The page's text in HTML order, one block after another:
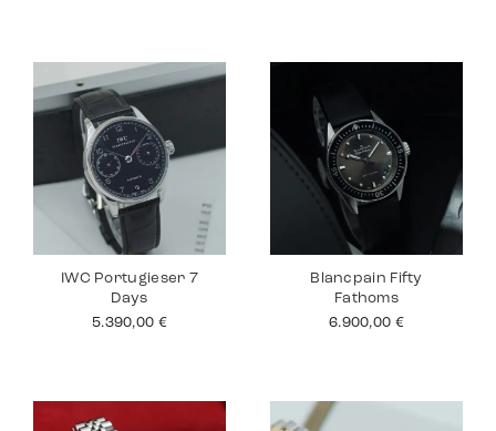
IWC Portugieser 7
Days
5.390,00 €
Blancpain Fifty
Fathoms
6.900,00 €